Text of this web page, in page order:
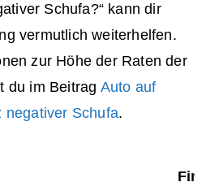
Schufa?“ kann dir
vermutlich weiterhelfen.
zur Höhe der Raten der
du im Beitrag Auto auf
negativer Schufa.